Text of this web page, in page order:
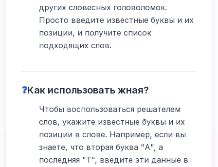
других словесных головоломок.
Просто введите известные буквы и их
позиции, и получите список
подходящих слов.
❓Как использовать жная?
Чтобы воспользоваться решателем
слов, укажите известные буквы и их
позиции в слове. Например, если вы
знаете, что вторая буква "А", а
последняя "Т", введите эти данные в